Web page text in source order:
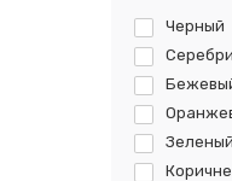
Прочная
Черный
Зеленый